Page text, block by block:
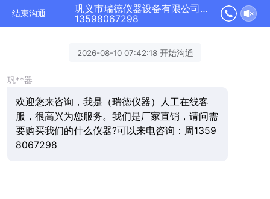
结束沟通
巩义市瑞德仪器设备有限公司正在为您服务
13598067298
2026-08-10 07:42:18 开始沟通
巩**器
欢迎您来咨询，我是（瑞德仪器）人工在线客
服，很高兴为您服务。我们是厂家直销，请问需
要购买我们的什么仪器?可以来电咨询：周1359
8067298